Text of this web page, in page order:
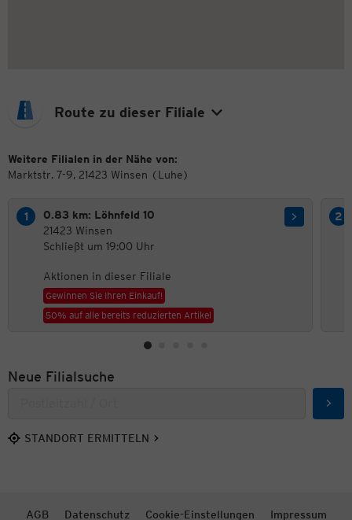
Route zu dieser Filiale
Weitere Filialen in der Nähe von:
Marktstr. 7-9, 21423 Winsen (Luhe)
0.83 km: Löhnfeld 10
21423 Winsen
Schließt um 19:00 Uhr
Aktionen in dieser Filiale
Gewinnen Sie Ihren Einkauf!
50% auf alle bereits reduzierten Artikel
Neue Filialsuche
STANDORT ERMITTELN
AGB Datenschutz Cookie-Einstellungen Impressum